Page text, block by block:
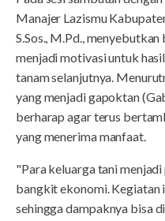
Manajer Lazismu
S.Sos., M.Pd.,
menjadi motivasi untuk
tanam selanjutnya.
yang menjadi gapoktan
berharap agar terus
yang menerima manfaat.
"Para keluarga tani
bangkit ekonomi. Kegiatan
sehingga dampaknya bisa